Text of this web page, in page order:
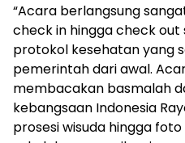
“Acara berlangsung
check in hingga check
protokol kesehatan yang
pemerintah dari awal.
membacakan basmalah
kebangsaan Indonesia
prosesi wisuda hingga